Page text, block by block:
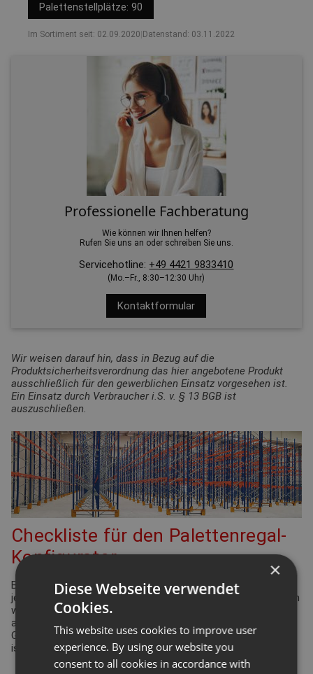
Palettenstellplätze: 90
Im Sortiment seit: 02.09.2020 Datenstand: 03.11.2022
Professionelle Fachberatung
Wie können wir Ihnen helfen?
Rufen Sie uns an oder schreiben Sie uns.
Servicehotline: +49 4421 9833410
(Mo.–Fr., 8:30–12:30 Uhr)
Kontaktformular
Wir weisen darauf hin, dass in Bezug auf die
Produktsicherheitsverordnung das hier angebotene Produkt
ausschließlich für den gewerblichen Einsatz vorgesehen ist.
Ein Einsatz durch Verbraucher i.S. v. § 13 BGB ist
auszuschließen.
Checkliste für den Palettenregal-
Konfigurator
Bei der Planung Ihrer Regalanlage für Palettenregale gibt es
jede Menge Punkte zu überprüfen und einzuhalten. Viele davon
werden durch die Arbeitsstättenverordnung geregelt. Aber
auch Ergonomie und Effizienz spielen eine bedeutende Rolle.
Gleiches gilt für die Funktionsdefinition des Lagers: Wie hoch
ist der Warenumschlag? Wie groß ist die Produktvielfalt?
×
Diese Webseite verwendet
Cookies.
This website uses cookies to improve user
experience. By using our website you
consent to all cookies in accordance with